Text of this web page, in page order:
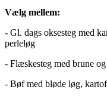
Vælg mellem:
- Gl. dags oksesteg med
perleløg
- Flæskesteg med brune
- Bøf med bløde løg,